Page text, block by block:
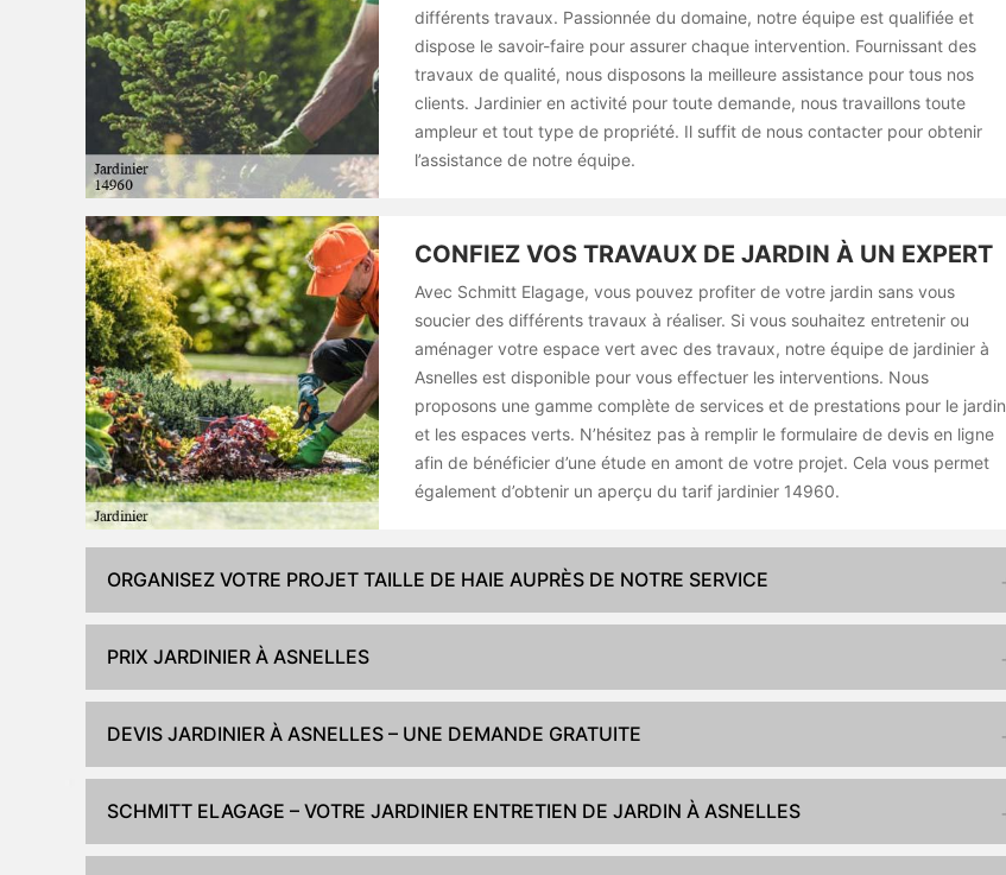
différents travaux. Passionnée du domaine, notre équipe est qualifiée et
dispose le savoir-faire pour assurer chaque intervention. Fournissant des
travaux de qualité, nous disposons la meilleure assistance pour tous nos
clients. Jardinier en activité pour toute demande, nous travaillons toute
ampleur et tout type de propriété. Il suffit de nous contacter pour obtenir
l’assistance de notre équipe.
CONFIEZ VOS TRAVAUX DE JARDIN À UN EXPERT
Avec Schmitt Elagage, vous pouvez profiter de votre jardin sans vous
soucier des différents travaux à réaliser. Si vous souhaitez entretenir ou
aménager votre espace vert avec des travaux, notre équipe de jardinier à
Asnelles est disponible pour vous effectuer les interventions. Nous
proposons une gamme complète de services et de prestations pour le jardin
et les espaces verts. N’hésitez pas à remplir le formulaire de devis en ligne
afin de bénéficier d’une étude en amont de votre projet. Cela vous permet
également d’obtenir un aperçu du tarif jardinier 14960.
ORGANISEZ VOTRE PROJET TAILLE DE HAIE AUPRÈS DE NOTRE SERVICE
PRIX JARDINIER À ASNELLES
DEVIS JARDINIER À ASNELLES – UNE DEMANDE GRATUITE
SCHMITT ELAGAGE – VOTRE JARDINIER ENTRETIEN DE JARDIN À ASNELLES